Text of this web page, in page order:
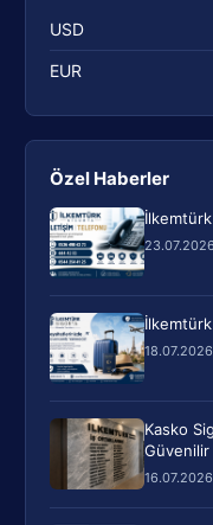
USD
EUR
Özel Haberler
23.07.2026
18.07.2026
Kasko
16.07.2026